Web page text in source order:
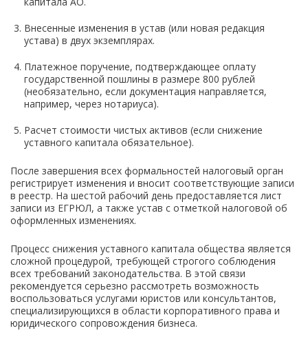
Внесенные изменения в устав (или новая редакция
устава) в двух экземплярах.
Платежное поручение, подтверждающее оплату
государственной пошлины в размере 800 рублей
(необязательно, если документация направляется,
например, через нотариуса).
Расчет стоимости чистых активов (если снижение
уставного капитала обязательное).
После завершения всех формальностей налоговый орган
регистрирует изменения и вносит соответствующие записи
в реестр. На шестой рабочий день предоставляется лист
записи из ЕГРЮЛ, а также устав с отметкой налоговой об
оформленных изменениях.
Процесс снижения уставного капитала общества является
сложной процедурой, требующей строгого соблюдения
всех требований законодательства. В этой связи
рекомендуется серьезно рассмотреть возможность
воспользоваться услугами юристов или консультантов,
специализирующихся в области корпоративного права и
юридического сопровождения бизнеса.